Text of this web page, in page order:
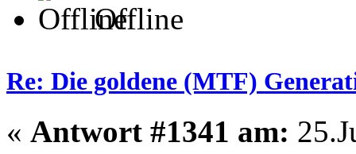
Offline
Re: Die goldene (MTF)
« Antwort #1341 am: